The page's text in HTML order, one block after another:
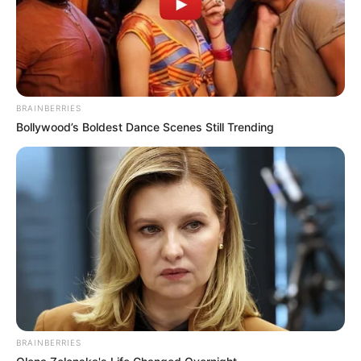
BRAINBERRIES
Bollywood’s Boldest Dance Scenes Still Trending
BRAINBERRIES